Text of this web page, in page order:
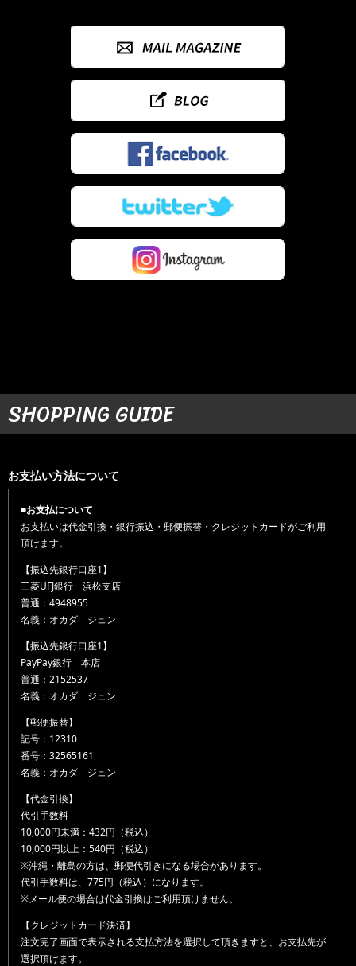
SHOPPING GUIDE
お支払い方法について
■お支払について
お支払いは代金引換・銀行振込・郵便振替・クレジットカードがご利用
頂けます。
【振込先銀行口座1】
三菱UFJ銀行 浜松支店
普通：4948955
名義：オカダ ジュン
【振込先銀行口座1】
PayPay銀行 本店
普通：2152537
名義：オカダ ジュン
【郵便振替】
記号：12310
番号：32565161
名義：オカダ ジュン
【代金引換】
代引手数料
10,000円未満：432円（税込）
10,000円以上：540円（税込）
※沖縄・離島の方は、郵便代引きになる場合があります。
代引手数料は、775円（税込）になります。
※メール便の場合は代金引換はご利用頂けません。
【クレジットカード決済】
注文完了画面で表示される支払方法を選択して頂きますと、お支払先が
選択頂けます。